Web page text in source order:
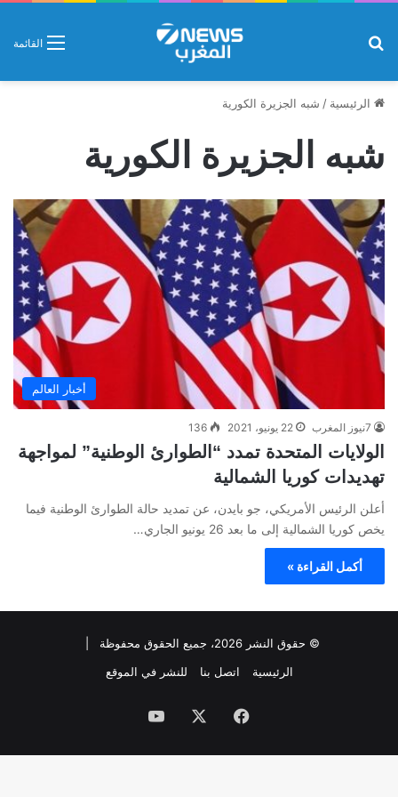
القائمة
الرئيسية / شبه الجزيرة الكورية
شبه الجزيرة الكورية
أخبار العالم
7نيوز المغرب 22 يونيو، 2021 136
الولايات المتحدة تمدد “الطوارئ الوطنية” لمواجهة
تهديدات كوريا الشمالية
أعلن الرئيس الأمريكي، جو بايدن، عن تمديد حالة الطوارئ الوطنية فيما
يخص كوريا الشمالية إلى ما بعد 26 يونيو الجاري…
أكمل القراءة »
© حقوق النشر 2026، جميع الحقوق محفوظة |
الرئيسية
اتصل بنا للنشر في الموقع
فيسبوك